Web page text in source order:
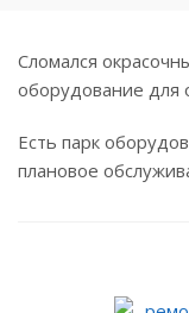
Сломался
оборудование для
Есть парк
плановое